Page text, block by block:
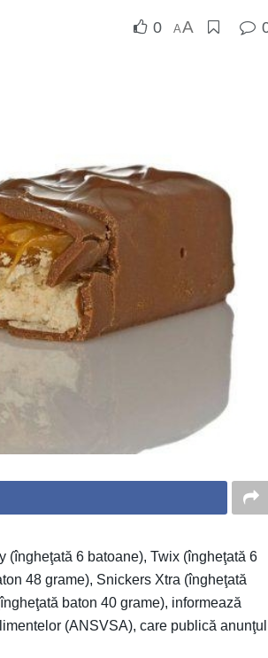
0 AA
(îngheţată 6 batoane), Twix (îngheţată 6
48 grame), Snickers Xtra (îngheţată
baton 40 grame), informează
(ANSVSA), care publică anunţul